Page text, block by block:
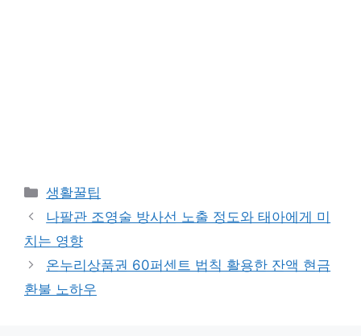
Categories
생활꿀팁
나팔관 조영술 방사선 노출 정도와 태아에게 미
치는 영향
온누리상품권 60퍼센트 법칙 활용한 잔액 현금
환불 노하우